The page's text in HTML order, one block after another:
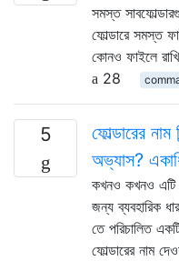
সমস্ত
ফোল্ডারে সমস্ত
কোনও ফাইলে
28
5
ফোল্ডারের
অভ্যাস?
কখনও কখনও এটি
জন্য ব্যবহারিক
তে পরিচালিত
ফোল্ডারের নাম